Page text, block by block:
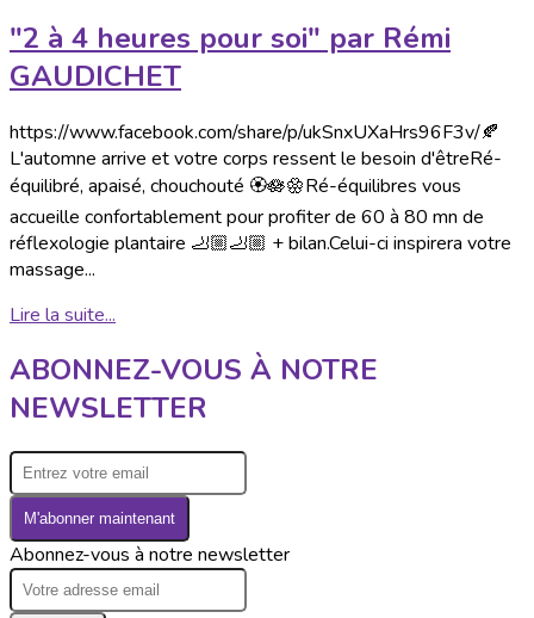
"2 à 4 heures pour soi" par Rémi
GAUDICHET
https://www.facebook.com/share/p/ukSnxUXaHrs96F3v/🍂
L'automne arrive et votre corps ressent le besoin d'êtreRé-
équilibré, apaisé, chouchouté 🏵🪷🏵Ré-équilibres vous
accueille confortablement pour profiter de 60 à 80 mn de
réflexologie plantaire 🦶🏼🦶🏼 + bilan.Celui-ci inspirera votre
massage...
Lire la suite...
ABONNEZ-VOUS À NOTRE
NEWSLETTER
M'abonner maintenant
Abonnez-vous à notre newsletter